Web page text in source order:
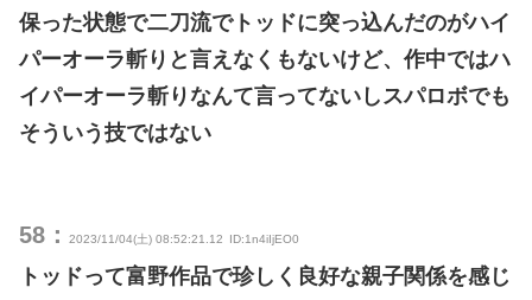
保った状態で二刀流でトッドに突っ込んだのがハイ
パーオーラ斬りと言えなくもないけど、作中ではハ
イパーオーラ斬りなんて言ってないしスパロボでも
そういう技ではない
58： 2023/11/04(土) 08:52:21.12 ID:1n4iIjEO0
トッドって富野作品で珍しく良好な親子関係を感じ